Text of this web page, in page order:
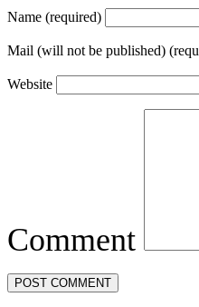
Name (required)
Mail (will not be published)
Website
Comment